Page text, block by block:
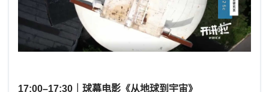
17:00–17:30｜球幕电影《从地球到宇宙》